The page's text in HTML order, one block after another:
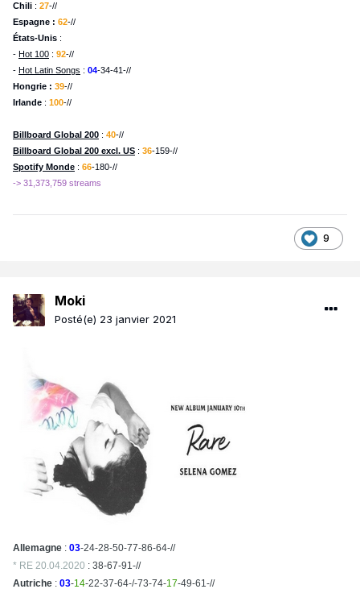
Chili : 27-//
Espagne : 62-//
États-Unis :
- Hot 100 : 92-//
- Hot Latin Songs : 04-34-41-//
Hongrie : 39-//
Irlande : 100-//
Billboard Global 200 : 40-//
Billboard Global 200 excl. US : 36-159-//
Spotify Monde : 66-180-//
-> 31,373,759 streams
9
Moki
Posté(e) 23 janvier 2021
Allemagne : 03-24-28-50-77-86-64-//
* RE 20.04.2020 : 38-67-91-//
Autriche : 03-14-22-37-64-/-73-74-17-49-61-//